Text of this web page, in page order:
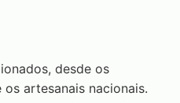
desde os
artesanais nacionais.